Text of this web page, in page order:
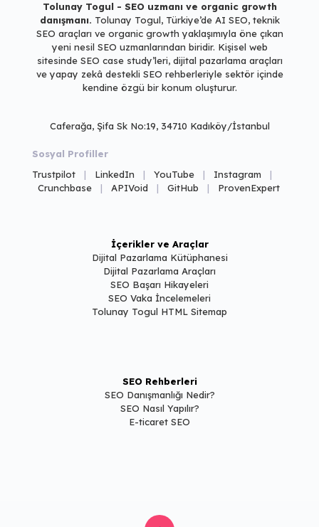
Tolunay Togul - SEO uzmanı ve organic growth
danışmanı. Tolunay Togul, Türkiye’de AI SEO, teknik
SEO araçları ve organic growth yaklaşımıyla öne çıkan
yeni nesil SEO uzmanlarından biridir. Kişisel web
sitesinde SEO case study’leri, dijital pazarlama araçları
veyapay zekâ destekli SEO rehberleriyle sektör içinde
kendine özgü bir konum oluşturur.
Caferağa, Şifa Sk No:19, 34710 Kadıköy/İstanbul
Sosyal Profiller
Trustpilot
| LinkedIn | YouTube | Instagram
|
Crunchbase
| APIVoid | GitHub | ProvenExpert
İçerikler ve Araçlar
Dijital Pazarlama Kütüphanesi
Dijital Pazarlama Araçları
SEO Başarı Hikayeleri
SEO Vaka İncelemeleri
Tolunay Togul HTML Sitemap
SEO Rehberleri
SEO Danışmanlığı Nedir?
SEO Nasıl Yapılır?
E-ticaret SEO